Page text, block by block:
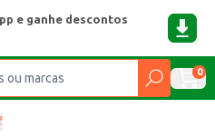
e ganhe descontos
0